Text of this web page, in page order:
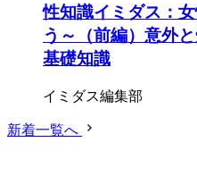
性知識イミダス：
う～（前編）意外
基礎知識
イミダス編集部
新着一覧へ